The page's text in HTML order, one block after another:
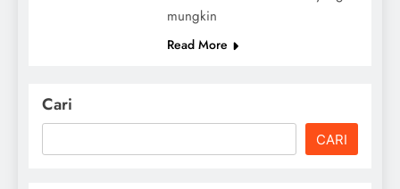
mungkin
Read More
Cari
CARI